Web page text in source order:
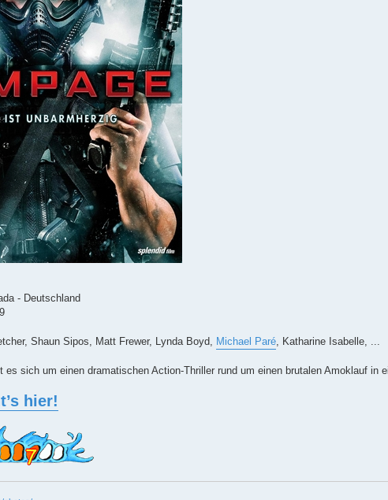
- Deutschland
Shaun Sipos, Matt Frewer, Lynda Boyd, Michael Paré, Katharine Isabelle, ...
es sich um einen dramatischen Action-Thriller rund um einen brutalen Amoklauf in
hier!